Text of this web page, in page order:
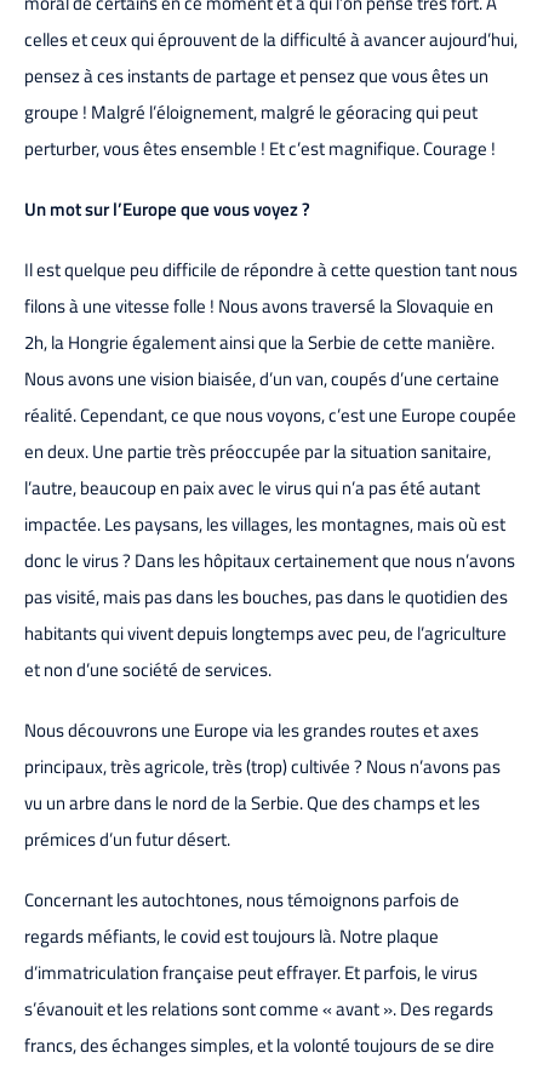
celles et ceux qui éprouvent de la difficulté à avancer aujourd’hui,
pensez à ces instants de partage et pensez que vous êtes un
groupe ! Malgré l’éloignement, malgré le géoracing qui peut
perturber, vous êtes ensemble ! Et c’est magnifique. Courage !
Un mot sur l’Europe que vous voyez ?
Il est quelque peu difficile de répondre à cette question tant nous
filons à une vitesse folle ! Nous avons traversé la Slovaquie en
2h, la Hongrie également ainsi que la Serbie de cette manière.
Nous avons une vision biaisée, d’un van, coupés d’une certaine
réalité. Cependant, ce que nous voyons, c’est une Europe coupée
en deux. Une partie très préoccupée par la situation sanitaire,
l’autre, beaucoup en paix avec le virus qui n’a pas été autant
impactée. Les paysans, les villages, les montagnes, mais où est
donc le virus ? Dans les hôpitaux certainement que nous n’avons
pas visité, mais pas dans les bouches, pas dans le quotidien des
habitants qui vivent depuis longtemps avec peu, de l’agriculture
et non d’une société de services.
Nous découvrons une Europe via les grandes routes et axes
principaux, très agricole, très (trop) cultivée ? Nous n’avons pas
vu un arbre dans le nord de la Serbie. Que des champs et les
prémices d’un futur désert.
Concernant les autochtones, nous témoignons parfois de
regards méfiants, le covid est toujours là. Notre plaque
d’immatriculation française peut effrayer. Et parfois, le virus
s’évanouit et les relations sont comme « avant ». Des regards
francs, des échanges simples, et la volonté toujours de se dire